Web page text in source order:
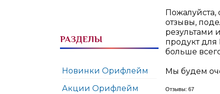
РАЗДЕЛЫ
Новинки Орифлейм
Акции Орифлейм
Пожалуйста,
отзывы,
результами
продукт
больше
Мы будем
Отзывы: 67